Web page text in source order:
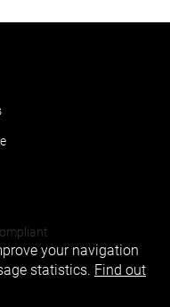
your navigation
statistics. Find out